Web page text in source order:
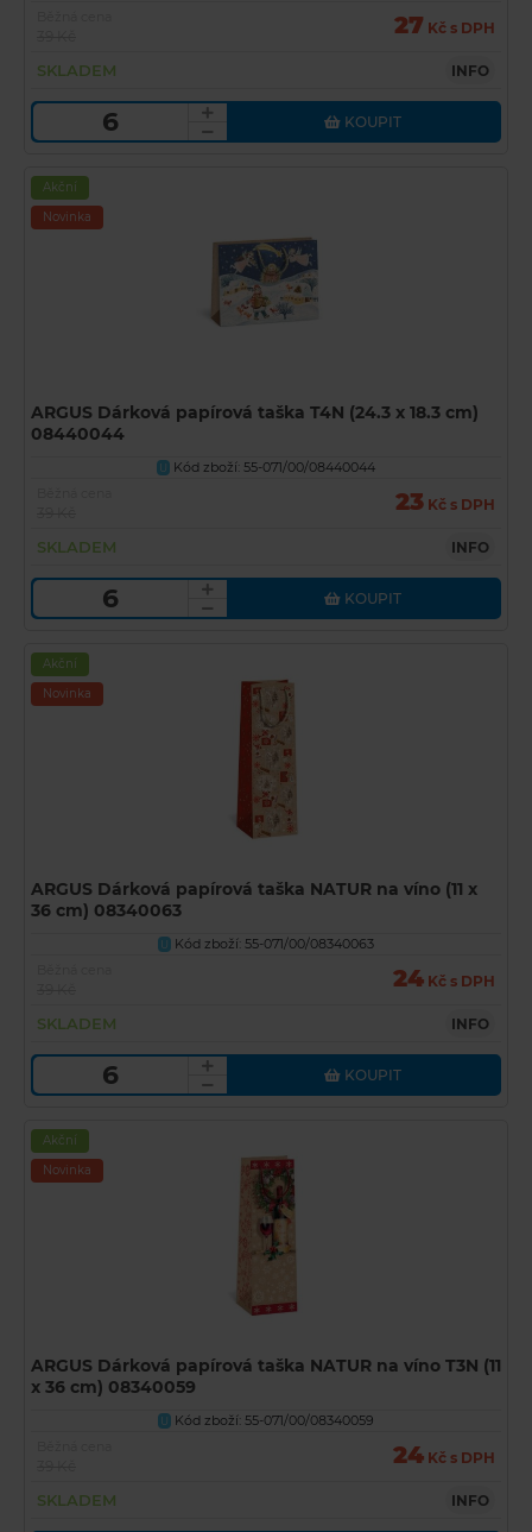
27 Kč s DPH
SKLADEM INFO
KOUPIT
Akční
Novinka
ARGUS Dárková papírová taška T4N (24.3 x 18.3 cm)
08440044
U
Kód zboží: 55-071/00/08440044
23 Kč s DPH
SKLADEM INFO
KOUPIT
Akční
Novinka
ARGUS Dárková papírová taška NATUR na víno (11 x
36 cm) 08340063
U
Kód zboží: 55-071/00/08340063
24 Kč s DPH
SKLADEM INFO
KOUPIT
Akční
Novinka
ARGUS Dárková papírová taška NATUR na víno T3N (11
x 36 cm) 08340059
U
Kód zboží: 55-071/00/08340059
24 Kč s DPH
SKLADEM INFO